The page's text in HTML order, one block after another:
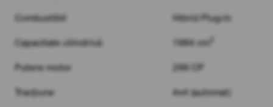
Combustibil Hibrid Plug-In
Capacitate cilindrică 1984 cm
Putere motor 299 CP
Tracțiune 4x4 (automat)